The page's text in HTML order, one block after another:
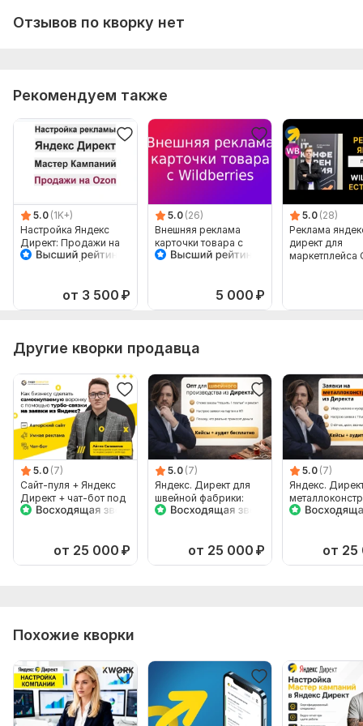
лицензируется.
Тип: Создание и настройка
Отзывов по кворку нет
Рекомендуем также
5.0 (1K+)
Настройка Яндекс
Директ: Продажи на
Ozon Мастер
от 3 500 ₽
5.0 (26)
Внешняя реклама
карточки товара с
Wildberries, Озон и
5 000 ₽
5.0 (28)
Реклама
директ для
маркетплейса
Другие кворки продавца
5.0 (7)
Сайт-пуля + Яндекс
Директ + чат-бот под
ключ
от 25 000 ₽
5.0 (7)
Яндекс. Директ для
швейной фабрики:
заявки на опт и
от 25 000 ₽
5.0 (7)
Яндекс.
заявки на
от 25
Похожие кворки